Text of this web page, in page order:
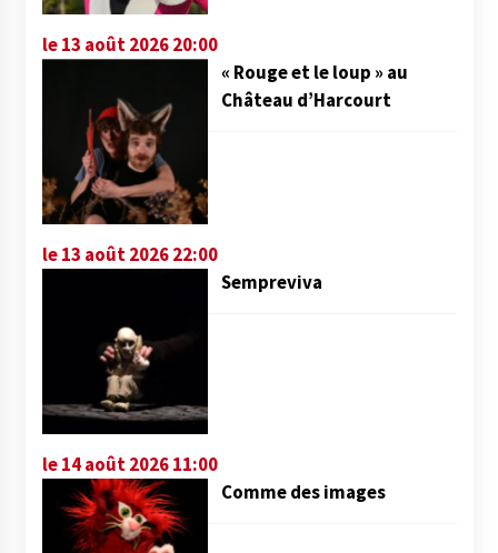
le 13 août 2026 20:00
« Rouge et le loup » au
Château d’Harcourt
le 13 août 2026 22:00
Sempreviva
le 14 août 2026 11:00
Comme des images